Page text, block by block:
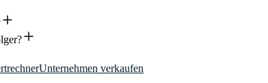
Unternehmen verkaufen